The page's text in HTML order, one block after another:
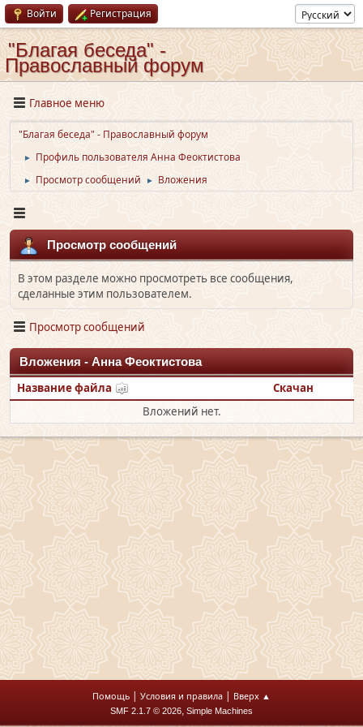
Войти Регистрация
"Благая беседа" -
Православный форум
Главное меню
"Благая беседа" - Православный форум
► Профиль пользователя Анна Феоктистова
► Просмотр сообщений ► Вложения
Просмотр сообщений
В этом разделе можно просмотреть все сообщения,
сделанные этим пользователем.
Просмотр сообщений
Вложения - Анна Феоктистова
Название файла
Скачан
Вложений нет.
Помощь | Условия и правила | Вверх ▲
SMF 2.1.7 © 2026, Simple Machines